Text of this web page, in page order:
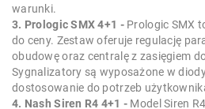
warunki.
3. Prologic SMX 4+1 - Prologic SMX
do ceny. Zestaw oferuje regulację
obudowę oraz centralę z zasięgiem
Sygnalizatory są wyposażone w
dostosowanie do potrzeb
4. Nash Siren R4 4+1 - Model Siren